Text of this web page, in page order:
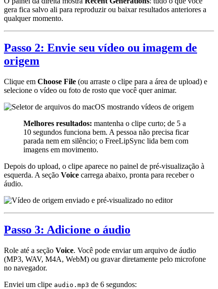
gera fica salvo ali para reproduzir ou baixar resultados anteriores a
qualquer momento.
Passo 2: Envie seu vídeo ou imagem de
origem
Clique em Choose File (ou arraste o clipe para a área de upload) e
selecione o vídeo ou foto de rosto que você quer animar.
Melhores resultados: mantenha o clipe curto; de 5 a
10 segundos funciona bem. A pessoa não precisa ficar
parada nem em silêncio; o FreeLipSync lida bem com
imagens em movimento.
Depois do upload, o clipe aparece no painel de pré-visualização à
esquerda. A seção Voice carrega abaixo, pronta para receber o
áudio.
Passo 3: Adicione o áudio
Role até a seção Voice. Você pode enviar um arquivo de áudio
(MP3, WAV, M4A, WebM) ou gravar diretamente pelo microfone
no navegador.
Enviei um clipe audio.mp3 de 6 segundos: